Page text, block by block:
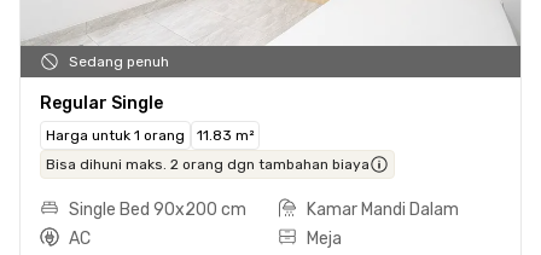
Sedang penuh
Regular Single
Harga untuk 1 orang
11.83 m²
Bisa dihuni maks. 2 orang dgn tambahan biaya
Single Bed 90x200 cm
Kamar Mandi Dalam
AC
Meja